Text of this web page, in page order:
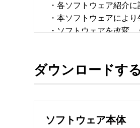
・各ソフトウェア紹介
・本ソフトウェアによ
・ソフトウェアを改変
ソフトウェアのサポート
ソフトウェアの保証範囲
ダウンロードする
ソフトウェア本体